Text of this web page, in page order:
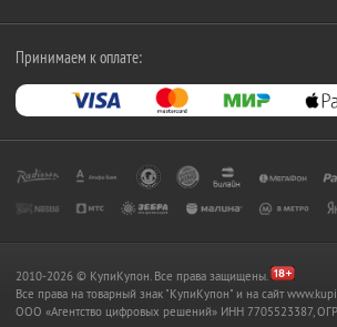
Принимаем к оплате:
2010-2026 © КупиКупон. Все права защищены.
Все права на товарный знак "КупиКупон" и на сайт
OOO «Агентство цифровых решений» ИНН 7705523387,